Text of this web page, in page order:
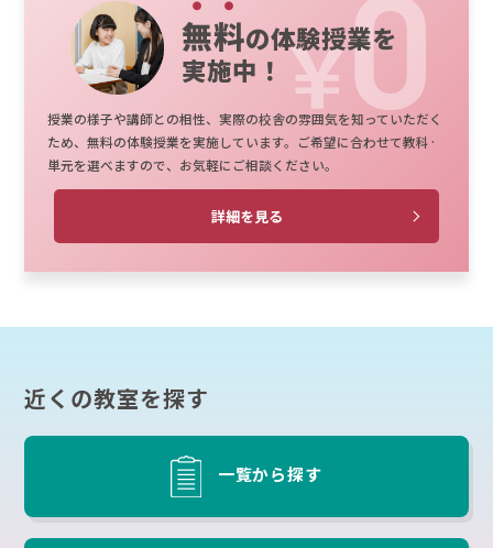
無料の体験授業を
実施中！
授業の様子や講師との相性、実際の校舎の雰囲気を知っていただく
ため、無料の体験授業を実施しています。ご希望に合わせて教科·
単元を選べますので、お気軽にご相談ください。
詳細を見る
近くの教室を探す
一覧から探す